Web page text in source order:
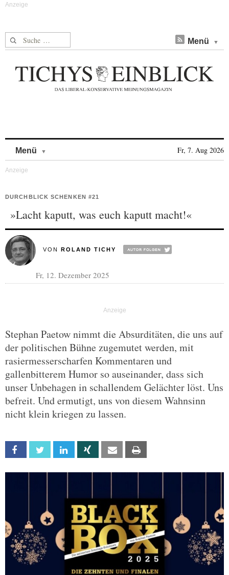
Suche nach: Menü
Menü Fr, 7. Aug 2026
DURCHBLICK SCHENKEN #21
»Lacht kaputt, was euch kaputt macht!«
VON ROLAND TICHY
Fr, 12. Dezember 2025
Stephan Paetow nimmt die Absurditäten, die uns auf
der politischen Bühne zugemutet werden, mit
rasiermesserscharfen Kommentaren und
gallenbitterem Humor so auseinander, dass sich
unser Unbehagen in schallendem Gelächter löst. Uns
befreit. Und ermutigt, uns von diesem Wahnsinn
nicht klein kriegen zu lassen.
Facebook Twitter Linkedin Xing Email